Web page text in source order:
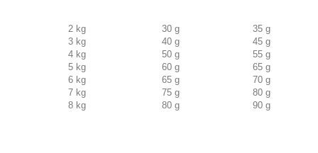
2 kg 30 g
35 g
3 kg
40 g
45 g
4 kg
50 g
55 g
5 kg
60 g
65 g
6 kg
65 g
70 g
7 kg
75 g
80 g
8 kg
80 g 90 g